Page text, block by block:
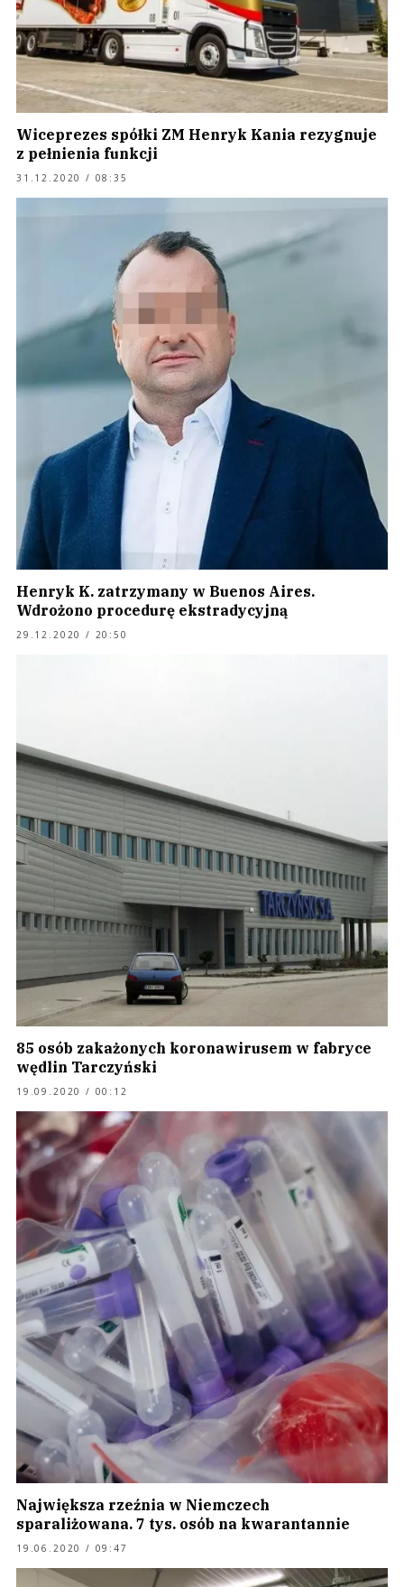
Wiceprezes spółki ZM Henryk Kania rezygnuje
z pełnienia funkcji
31.12.2020 / 08:35
Henryk K. zatrzymany w Buenos Aires.
Wdrożono procedurę ekstradycyjną
29.12.2020 / 20:50
85 osób zakażonych koronawirusem w fabryce
wędlin Tarczyński
19.09.2020 / 00:12
Największa rzeźnia w Niemczech
sparaliżowana. 7 tys. osób na kwarantannie
19.06.2020 / 09:47